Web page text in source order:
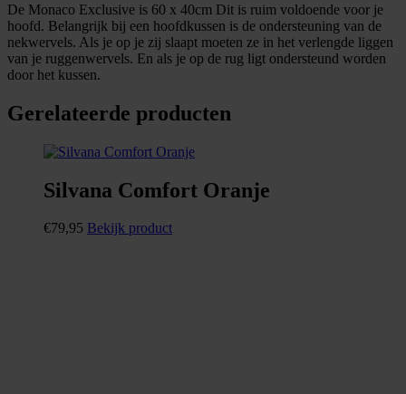
De Monaco Exclusive is 60 x 40cm Dit is ruim voldoende voor je
hoofd. Belangrijk bij een hoofdkussen is de ondersteuning van de
nekwervels. Als je op je zij slaapt moeten ze in het verlengde liggen
van je ruggenwervels. En als je op de rug ligt ondersteund worden
door het kussen.
Gerelateerde producten
Silvana Comfort Oranje
€79,95 Bekijk product